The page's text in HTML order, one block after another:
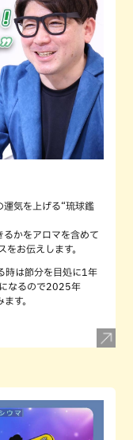
気を上げる“琉球鑑
かをアロマを含めて
お伝えします。
時は節分を目処に1年
なるので2025年
す。